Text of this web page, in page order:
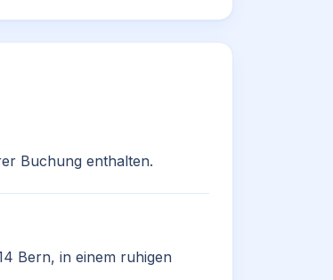
Buchung enthalten.
Bern, in einem ruhigen